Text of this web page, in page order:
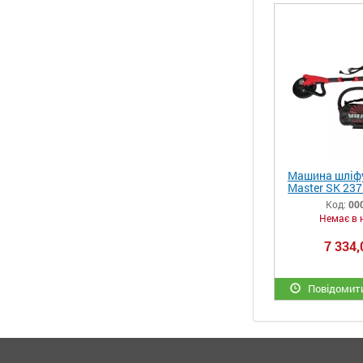
Машина
Master SK
Код:
Немає в
7